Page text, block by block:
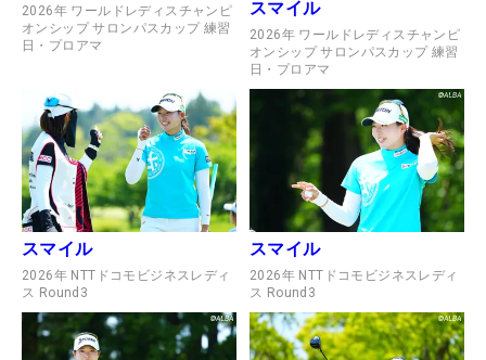
2026年 ワールドレディスチャンピ
オンシップ サロンパスカップ 練習
日・プロアマ
スマイル
2026年 ワールドレディスチャンピ
オンシップ サロンパスカップ 練習
日・プロアマ
スマイル
2026年 NTTドコモビジネスレディ
ス Round3
スマイル
2026年 NTTドコモビジネスレディ
ス Round3